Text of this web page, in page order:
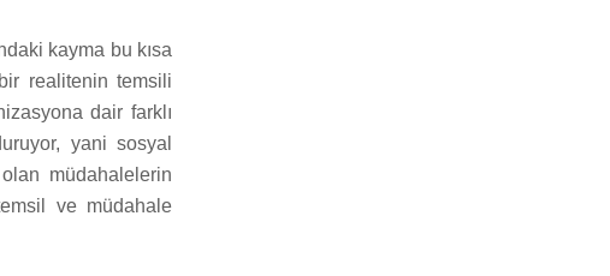
kayma bu kısa
realitenin temsili
dair farklı
yani sosyal
müdahalelerin
ve müdahale